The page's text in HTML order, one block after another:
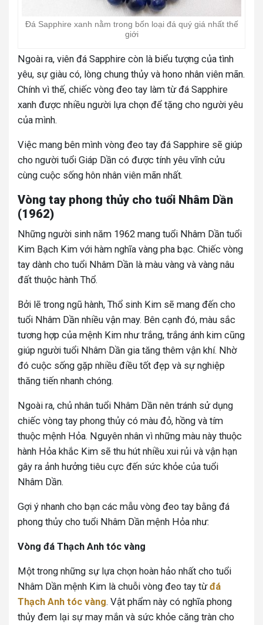
Đá Sapphire xanh nằm trong bốn loại đá quý giá nhất thế
giới
Ngoài ra, viên đá Sapphire còn là biểu tượng của tình
yêu, sự giàu có, lòng chung thủy và hono nhân viên mãn.
Chính vì thế, chiếc vòng đeo tay làm từ đá Sapphire
xanh được nhiều người lựa chọn để tặng cho người yêu
của mình.
Việc mang bên mình vòng đeo tay đá Sapphire sẽ giúp
cho người tuổi Giáp Dần có được tính yêu vĩnh cửu
cùng cuộc sống hôn nhân viên mãn nhất.
Vòng tay phong thủy cho tuổi Nhâm Dần
(1962)
Những người sinh năm 1962 mang tuổi Nhâm Dần tuổi
Kim Bạch Kim với hàm nghĩa vàng pha bạc. Chiếc vòng
tay dành cho tuổi Nhâm Dần là màu vàng và vàng nâu
đất thuộc hành Thổ.
Bởi lẽ trong ngũ hành, Thổ sinh Kim sẽ mang đến cho
tuổi Nhâm Dần nhiều vận may. Bên cạnh đó, màu sắc
tương hợp của mệnh Kim như trắng, trắng ánh kim cũng
giúp người tuổi Nhâm Dần gia tăng thêm vận khí. Nhờ
đó cuộc sống gặp nhiều điều tốt đẹp và sự nghiệp
thăng tiến nhanh chóng.
Ngoài ra, chủ nhân tuổi Nhâm Dần nên tránh sử dụng
chiếc vòng tay phong thủy có màu đỏ, hồng và tím
thuộc mệnh Hỏa. Nguyên nhân vì những màu này thuộc
hành Hỏa khắc Kim sẽ thu hút nhiều xui rủi và vận hạn
gây ra ảnh hưởng tiêu cực đến sức khỏe của tuổi
Nhâm Dần.
Gợi ý nhanh cho bạn các mẫu vòng đeo tay bằng đá
phong thủy cho tuổi Nhâm Dần mệnh Hỏa như:
Vòng đá Thạch Anh tóc vàng
Một trong những sự lựa chọn hoàn hảo nhất cho tuổi
Nhâm Dần mệnh Kim là chuỗi vòng đeo tay từđá
Thạch Anh tóc vàng. Vật phẩm này có nghĩa phong
thủy đem lại sự may mắn và sức khỏe căng tràn cho